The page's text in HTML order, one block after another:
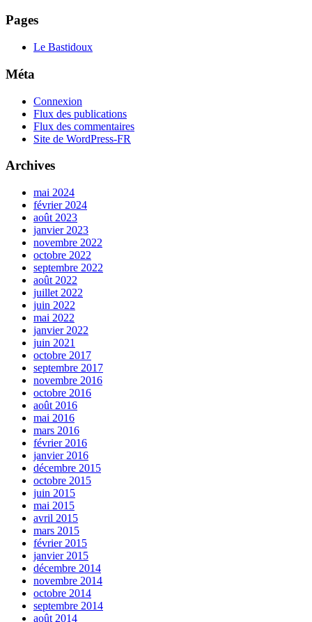
Pages
Le Bastidoux
Méta
Connexion
Flux des publications
Flux des commentaires
Site de WordPress-FR
Archives
mai 2024
février 2024
août 2023
janvier 2023
novembre 2022
octobre 2022
septembre 2022
août 2022
juillet 2022
juin 2022
mai 2022
janvier 2022
juin 2021
octobre 2017
septembre 2017
novembre 2016
octobre 2016
août 2016
mai 2016
mars 2016
février 2016
janvier 2016
décembre 2015
octobre 2015
juin 2015
mai 2015
avril 2015
mars 2015
février 2015
janvier 2015
décembre 2014
novembre 2014
octobre 2014
septembre 2014
août 2014